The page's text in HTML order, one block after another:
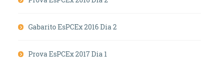
Gabarito EsPCEx 2016 Dia 2
Prova EsPCEx 2017 Dia 1